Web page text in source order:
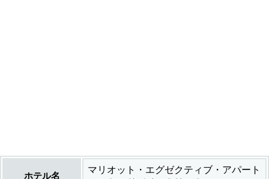
ホテル名
マリオット・エグゼクティブ・アパート